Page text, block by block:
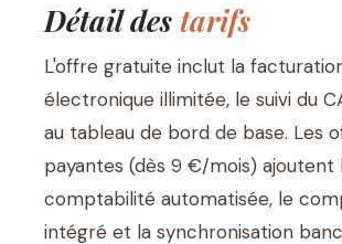
Détail des tarifs
L'offre gratuite inclut la
électronique illimitée, le suivi du
au tableau de bord de base. Les
payantes (dès 9 €/mois) ajoutent
comptabilité automatisée, le
intégré et la synchronisation